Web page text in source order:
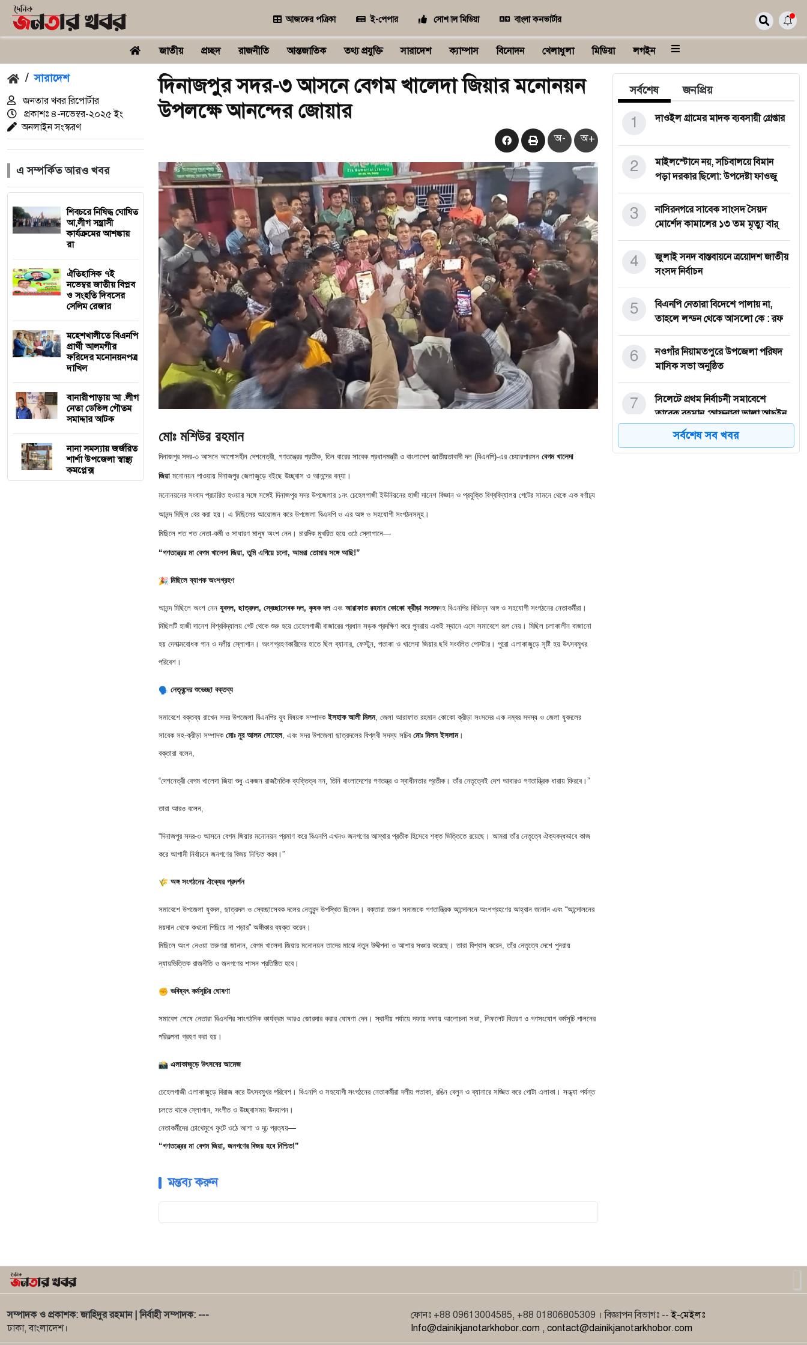
আজকের পত্রিকা ই-পেপার সোশ্যাল মিডিয়া বাংলা কনভার্টার
জাতীয় প্রচ্ছদ রাজনীতি আন্তজাতিক তথ্য প্রযুক্তি সারাদেশ ক্যাম্পাস বিনোদন খেলাধুলা মিডিয়া লগইন
/ সারাদেশ
জনতার খবর রিপোর্টার
প্রকাশঃ ৪-নভেম্বর-২০২৫ইং
অনলাইন সংস্করণ
এ সম্পর্কিত আরও খবর
শিবচরে নিষিদ্ধ ঘোষিত
আ,লীগ সন্ত্রাসী
কার্যক্রমের আশঙ্কায়
রা
ঐতিহাসিক ৭ই
নভেম্বর জাতীয় বিপ্লব
ও সংহতি দিবসের
সেলিম রেজার
মহেশখালীতে বিএনপি
প্রার্থী আলমগীর
ফরিদের মনোনয়নপত্র
দাখিল
বানারীপাড়ায় আ .লীগ
নেতা ডেভিল গৌতম
সমাদ্দার আটক
নানা সমস্যায় জর্জরিত
শার্শা উপজেলা স্বাস্থ্য
কমপ্লেক্স
দিনাজপুর সদর-৩ আসনে বেগম খালেদা জিয়ার মনোনয়ন
উপলক্ষে আনন্দের জোয়ার
অ- অ+
মোঃ মশিউর রহমান
দিনাজপুর সদর-৩ আসনে আপোসহীন দেশনেত্রী, গণতন্ত্রের প্রতীক, তিন বারের সাবেক প্রধানমন্ত্রী ও বাংলাদেশ জাতীয়তাবাদী দল (বিএনপি)-এর চেয়ারপারসন বেগম খালেদা
জিয়া মনোনয়ন পাওয়ায় দিনাজপুর জেলাজুড়ে বইছে উচ্ছ্বাস ও আনন্দের বন্যা।
মনোনয়নের সংবাদ প্রচারিত হওয়ার সঙ্গে সঙ্গেই দিনাজপুর সদর উপজেলার ১নং চেহেলগাজী ইউনিয়নের হাজী দানেশ বিজ্ঞান ও প্রযুক্তি বিশ্ববিদ্যালয় গেটের সামনে থেকে এক বর্ণাঢ্য
আনন্দ মিছিল বের করা হয়। এ মিছিলের আয়োজন করে উপজেলা বিএনপি ও এর অঙ্গ ও সহযোগী সংগঠনসমূহ।
মিছিলে শত শত নেতা-কর্মী ও সাধারণ মানুষ অংশ নেন। চারদিক মুখরিত হয়ে ওঠে স্লোগানে—
“গণতন্ত্রের মা বেগম খালেদা জিয়া, তুমি এগিয়ে চলো, আমরা তোমার সঙ্গে আছি!”
মিছিলে ব্যাপক অংশগ্রহণ
আনন্দ মিছিলে অংশ নেন যুবদল, ছাত্রদল, স্বেচ্ছাসেবক দল, কৃষক দলএবং আরাফাত রহমান কোকো ক্রীড়া সংসদসহ বিএনপির বিভিন্ন অঙ্গ ও সহযোগী সংগঠনের নেতাকর্মীরা।
মিছিলটি হাজী দানেশ বিশ্ববিদ্যালয় গেট থেকে শুরু হয়ে চেহেলগাজী বাজারের প্রধান সড়ক প্রদক্ষিণ করে পুনরায় একই স্থানে এসে সমাবেশে রূপ নেয়। মিছিল চলাকালীন বাজানো
হয় দেশাত্মবোধক গান ও দলীয় স্লোগান। অংশগ্রহণকারীদের হাতে ছিল ব্যানার, ফেস্টুন, পতাকা ও খালেদা জিয়ার ছবি সংবলিত পোস্টার। পুরো এলাকাজুড়ে সৃষ্টি হয় উৎসবমুখর
পরিবেশ।
নেতৃবৃন্দের শুভেচ্ছা বক্তব্য
সমাবেশে বক্তব্য রাখেন সদর উপজেলা বিএনপির যুব বিষয়ক সম্পাদকইসহাক আলী মিলন, জেলা আরাফাত রহমান কোকো ক্রীড়া সংসদের এক নম্বর সদস্য ও জেলা যুবদলের
সাবেক সহ-ক্রীড়া সম্পাদক মোঃ নুর আলম সোহেল, এবং সদর উপজেলা ছাত্রদলের বিপ্লবী সদস্য সচিব মোঃ মিলন ইসলাম।
বক্তারা বলেন,
“দেশনেত্রী বেগম খালেদা জিয়া শুধু একজন রাজনৈতিক ব্যক্তিত্ব নন, তিনি বাংলাদেশের গণতন্ত্র ও স্বাধীনতার প্রতীক। তাঁর নেতৃত্বেই দেশ আবারও গণতান্ত্রিক ধারায় ফিরবে।”
তারা আরও বলেন,
“দিনাজপুর সদর-৩ আসনে বেগম জিয়ার মনোনয়ন প্রমাণ করে বিএনপি এখনও জনগণের আস্থার প্রতীক হিসেবে শক্ত ভিত্তিতে রয়েছে। আমরা তাঁর নেতৃত্বে ঐক্যবদ্ধভাবে কাজ
করে আগামী নির্বাচনে জনগণের বিজয় নিশ্চিত করব।”
অঙ্গ সংগঠনের ঐক্যের প্রদর্শন
সমাবেশে উপজেলা যুবদল, ছাত্রদল ও স্বেচ্ছাসেবক দলের নেতৃবৃন্দ উপস্থিত ছিলেন। বক্তারা তরুণ সমাজকে গণতান্ত্রিক আন্দোলনে অংশগ্রহণের আহ্বান জানান এবং “আন্দোলনের
ময়দান থেকে কখনো পিছিয়ে না পড়ার” অঙ্গীকার ব্যক্ত করেন।
মিছিলে অংশ নেওয়া তরুণরা জানান, বেগম খালেদা জিয়ার মনোনয়ন তাদের মাঝে নতুন উদ্দীপনা ও আশার সঞ্চার করেছে। তারা বিশ্বাস করেন, তাঁর নেতৃত্বে দেশে পুনরায়
ন্যায়ভিত্তিক রাজনীতি ও জনগণের শাসন প্রতিষ্ঠিত হবে।
ভবিষ্যৎ কর্মসূচির ঘোষণা
সমাবেশ শেষে নেতারা বিএনপির সাংগঠনিক কার্যক্রম আরও জোরদার করার ঘোষণা দেন। স্থানীয় পর্যায়ে দফায় দফায় আলোচনা সভা, লিফলেট বিতরণ ও গণসংযোগ কর্মসূচি পালনের
পরিকল্পনা গ্রহণ করা হয়।
এলাকাজুড়ে উৎসবের আমেজ
চেহেলগাজী এলাকাজুড়ে বিরাজ করে উৎসবমুখর পরিবেশ। বিএনপি ও সহযোগী সংগঠনের নেতাকর্মীরা দলীয় পতাকা, রঙিন বেলুন ও ব্যানারে সজ্জিত করে গোটা এলাকা। সন্ধ্যা পর্যন্ত
চলতে থাকে স্লোগান, সংগীত ও উচ্ছ্বাসময় উদযাপন।
নেতাকর্মীদের চোখেমুখে ফুটে ওঠে আশা ও দৃঢ় প্রত্যয়—
“গণতন্ত্রের মা বেগম জিয়া, জনগণের বিজয় হবে নিশ্চিত!”
মন্তব্য করুন
সর্বশেষ জনপ্রিয়
দাওইল গ্রামের মাদক ব্যবসায়ী গ্রেপ্তার
1
মাইলস্টোনে নয়, সচিবালয়ে বিমান
পড়া দরকার ছিলো: উপদেষ্টা ফাওজু
2
নাসিরনগরে সাবেক সাংসদ সৈয়দ
মোর্শেদ কামালের ১৩ তম মৃত্যু বার্
3
জুলাই সনদ বাস্তবায়নে ত্রয়োদশ জাতীয়
সংসদ নির্বাচন
4
বিএনপি নেতারা বিদেশে পালায় না,
তাহলে লন্ডন থেকে আসলো কে : রফ
5
ন‌ওগাঁর নিয়ামতপুরে উপজেলা পরিষদ
মাসিক সভা অনুষ্ঠিত
6
সিলেটে প্রথম নির্বাচনী সমাবেশে
তারেক রহমান :আফনারা ভালা আছইন
7
ঠাকুরগাঁওয়ে হোটেল থেকে ভোরে
8
সর্বশেষ সব খবর
সম্পাদক ও প্রকাশক: জাহিদুর রহমান | নির্বাহী সম্পাদক: ---
ঢাকা, বাংলাদেশ।
ফোনঃ +88 09613004585, +88 01806805309 । বিজ্ঞাপন বিভাগঃ --ই-মেইলঃ
Info@dainikjanotarkhobor.com , contact@dainikjanotarkhobor.com